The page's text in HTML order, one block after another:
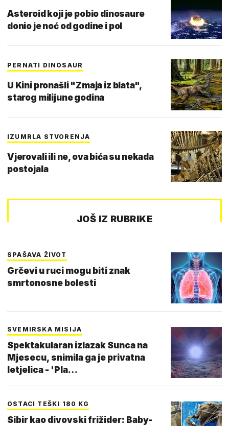
Asteroid koji je pobio dinosaure
donio je noć od godine i pol
PERNATI DINOSAUR
U Kini pronašli "Zmaja iz blata",
starog milijune godina
IZUMRLA STVORENJA
Vjerovali ili ne, ova bića su nekada
postojala
JOŠ IZ RUBRIKE
SPAŠAVA ŽIVOT
Grčevi u ruci mogu biti znak
smrtonosne bolesti
SVEMIRSKA MISIJA
Spektakularan izlazak Sunca na
Mjesecu, snimila ga je privatna
letjelica - 'Pla…
OSTACI TEŠKI 180 KG
Sibir kao divovski frižider: Baby-